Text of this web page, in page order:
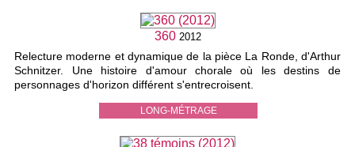
LONG-MÉTRAGE
360 2012
Relecture moderne et dynamique de la pièce La Ronde, d'Arthur
Schnitzer. Une histoire d'amour chorale où les destins de
personnages d'horizon différent s'entrecroisent.